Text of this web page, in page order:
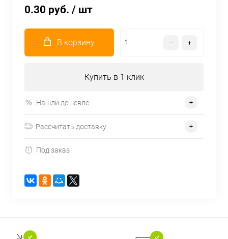
0.30 руб. / шт
В корзину
Купить в 1 клик
Нашли дешевле
Рассчитать доставку
Под заказ